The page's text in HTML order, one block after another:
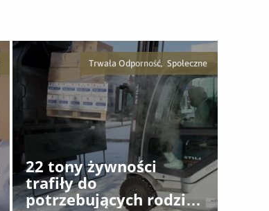
Trwała Odporność, Społeczne
22 tony żywności
trafiły do
potrzebujących rodzin